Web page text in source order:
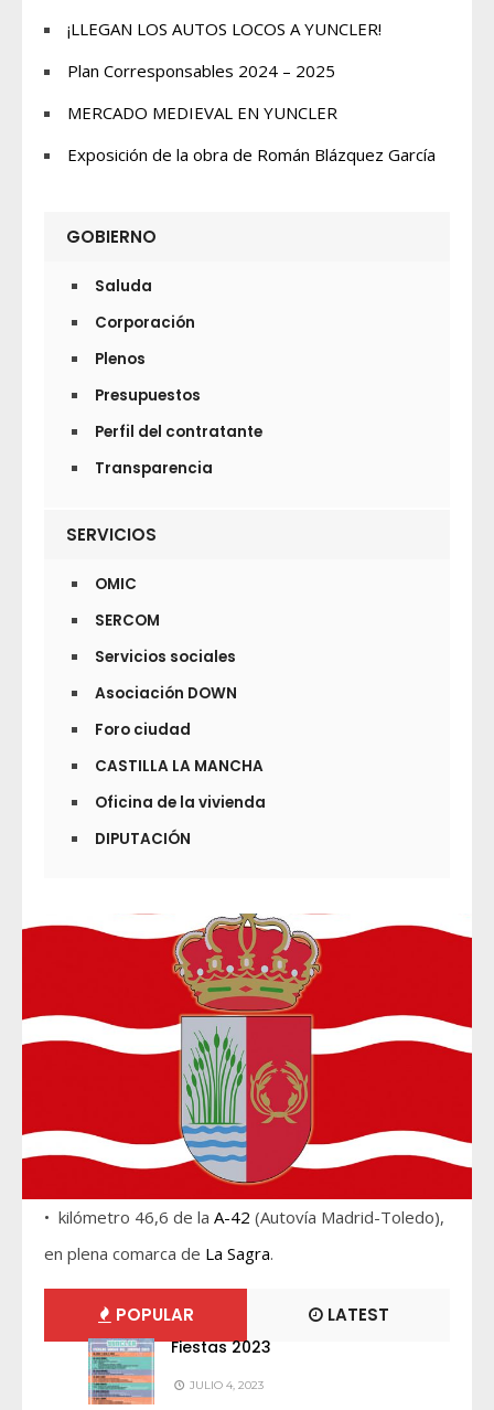
¡LLEGAN LOS AUTOS LOCOS A YUNCLER!
Plan Corresponsables 2024 – 2025
MERCADO MEDIEVAL EN YUNCLER
Exposición de la obra de Román Blázquez García
GOBIERNO
Saluda
Corporación
Plenos
Presupuestos
Perfil del contratante
Transparencia
SERVICIOS
OMIC
SERCOM
Servicios sociales
Asociación DOWN
Foro ciudad
CASTILLA LA MANCHA
Oficina de la vivienda
DIPUTACIÓN
• kilómetro 46,6 de la A-42 (Autovía Madrid-Toledo),
en plena comarca de La Sagra.
POPULAR LATEST
Fiestas 2023
JULIO 4, 2023